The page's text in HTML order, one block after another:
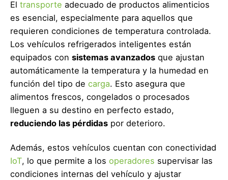
El transporte adecuado de productos alimenticios
es esencial, especialmente para aquellos que
requieren condiciones de temperatura controlada.
Los vehículos refrigerados inteligentes están
equipados con sistemas avanzados que ajustan
automáticamente la temperatura y la humedad en
función del tipo de carga. Esto asegura que
alimentos frescos, congelados o procesados
lleguen a su destino en perfecto estado,
reduciendo las pérdidas por deterioro.
Además, estos vehículos cuentan con conectividad
IoT, lo que permite a los operadores supervisar las
condiciones internas del vehículo y ajustar